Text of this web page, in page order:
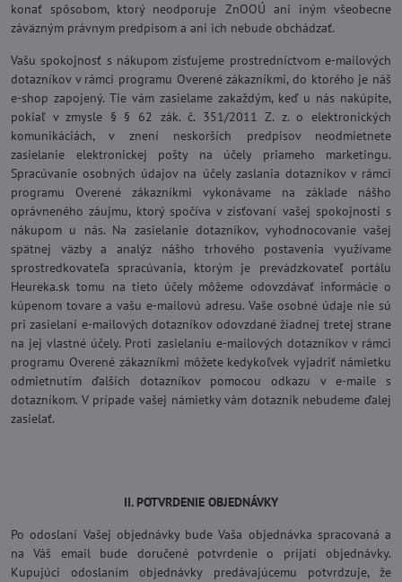
konať spôsobom, ktorý neodporuje ZnOOÚ ani iným všeobecne
záväzným právnym predpisom a ani ich nebude obchádzať.
Vašu spokojnosť s nákupom zisťujeme prostredníctvom e-mailových
dotazníkov v rámci programu Overené zákazníkmi, do ktorého je náš
e-shop zapojený. Tie vám zasielame zakaždým, keď u nás nakúpite,
pokiaľ v zmysle § § 62 zák. č. 351/2011 Z. z. o elektronických
komunikáciách, v znení neskorších predpisov neodmietnete
zasielanie elektronickej pošty na účely priameho marketingu.
Spracúvanie osobných údajov na účely zaslania dotazníkov v rámci
programu Overené zákazníkmi vykonávame na základe nášho
oprávneného záujmu, ktorý spočíva v zisťovaní vašej spokojnosti s
nákupom u nás. Na zasielanie dotazníkov, vyhodnocovanie vašej
spätnej väzby a analýz nášho trhového postavenia využívame
sprostredkovateľa spracúvania, ktorým je prevádzkovateľ portálu
Heureka.sk tomu na tieto účely môžeme odovzdávať informácie o
kúpenom tovare a vašu e-mailovú adresu. Vaše osobné údaje nie sú
pri zasielaní e-mailových dotazníkov odovzdané žiadnej tretej strane
na jej vlastné účely. Proti zasielaniu e-mailových dotazníkov v rámci
programu Overené zákazníkmi môžete kedykoľvek vyjadriť námietku
odmietnutím ďalších dotazníkov pomocou odkazu v e-maile s
dotazníkom. V prípade vašej námietky vám dotazník nebudeme ďalej
zasielať.
II. POTVRDENIE OBJEDNÁVKY
Po odoslaní Vašej objednávky bude Vaša objednávka spracovaná a
na Váš email bude doručené potvrdenie o prijatí objednávky.
Kupujúci odoslaním objednávky predávajúcemu potvrdzuje, že